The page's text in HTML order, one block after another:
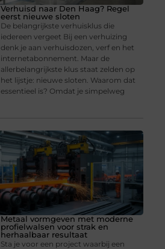
Verhuisd naar Den Haag? Regel
eerst nieuwe sloten
De belangrijkste verhuisklus die
iedereen vergeet Bij een verhuizing
denk je aan verhuisdozen, verf en het
internetabonnement. Maar de
allerbelangrijkste klus staat zelden op
het lijstje: nieuwe sloten. Waarom dat
essentieel is? Omdat je simpelweg
Metaal vormgeven met moderne
profielwalsen voor strak en
herhaalbaar resultaat
Sta je voor een project waarbij een